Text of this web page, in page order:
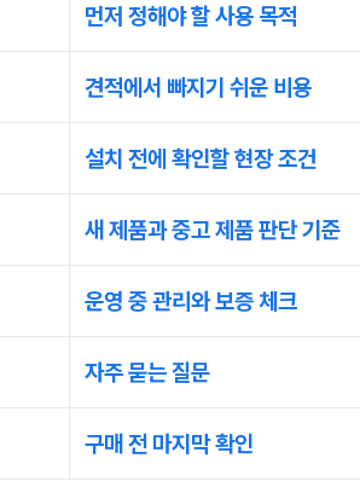
먼저 정해야 할 사용 목적
견적에서 빠지기 쉬운 비용
설치 전에 확인할 현장 조건
새 제품과 중고 제품 판단 기준
운영 중 관리와 보증 체크
자주 묻는 질문
구매 전 마지막 확인